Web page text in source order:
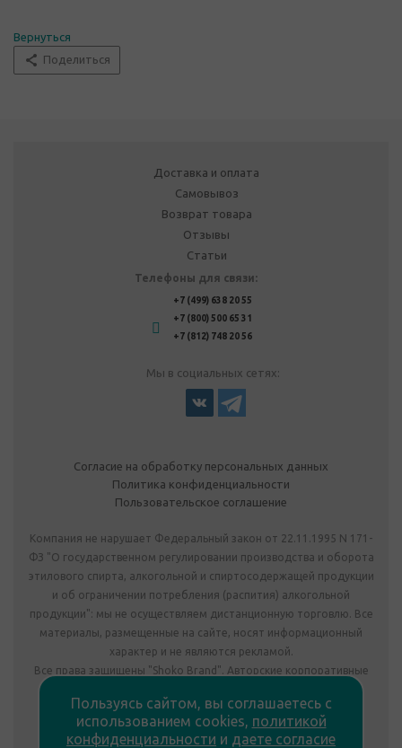
Вернуться
Поделиться
Доставка и оплата
Самовывоз
Возврат товара
Отзывы
Статьи
Телефоны для связи:
+7 (499) 638 20 55
+7 (800) 500 65 31
+7 (812) 748 20 56
Мы в социальных сетях:
Согласие на обработку персональных данных
Политика конфиденциальности
Пользовательское соглашение
Компания не нарушает Федеральный закон от 22.11.1995 N 171-
ФЗ "О государственном регулировании производства и оборота
этилового спирта, алкогольной и спиртосодержащей продукции
и об ограничении потребления (распития) алкогольной
продукции": мы не осуществляем дистанционную торговлю. Все
материалы, размещенные на сайте, носят информационный
характер и не являются рекламой.
Все права защищены "Shoko Brand". Авторские корпоративные
Комплектация подарка может отличаться от изображения.
Информация на сайте не является публичной офертой.
Пользуясь сайтом, вы соглашаетесь с
использованием cookies, политикой
конфиденциальности и даете согласие